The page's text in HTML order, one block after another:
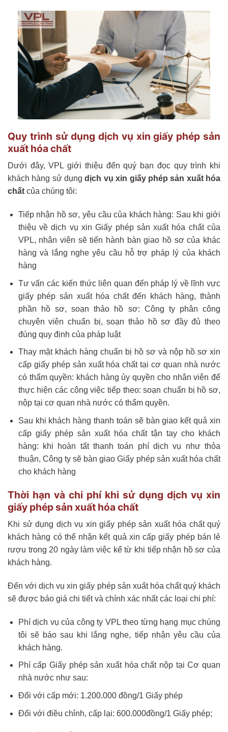
Quy trình sử dụng dịch vụ xin giấy phép sản
xuất hóa chất
Dưới đây, VPL giới thiệu đến quý bạn đọc quy trình khi
khách hàng sử dụngdịch vụ xin giấy phép sản xuất hóa
chất của chúng tôi:
Tiếp nhận hồ sơ, yêu cầu của khách hàng: Sau khi giới
thiệu về dịch vụ xin Giấy phép sản xuất hóa chất của
VPL, nhân viên sẽ tiến hành bàn giao hồ sơ của khác
hàng và lắng nghe yêu cầu hỗ trợ pháp lý của khách
hàng
Tư vấn các kiến thức liên quan đến pháp lý về lĩnh vực
giấy phép sản xuất hóa chất đến khách hàng, thành
phần hồ sơ, soạn thảo hồ sơ: Công ty phân công
chuyên viên chuẩn bị, soạn thảo hồ sơ đầy đủ theo
đúng quy định của pháp luật
Thay mặt khách hàng chuẩn bị hồ sơ và nộp hồ sơ xin
cấp giấy phép sản xuất hóa chất tại cơ quan nhà nước
có thẩm quyền: khách hàng ủy quyền cho nhân viên để
thực hiện các công việc tiếp theo: soạn chuẩn bị hồ sơ,
nộp tại cơ quan nhà nước có thẩm quyền.
Sau khi khách hàng thanh toán sẽ bàn giao kết quả xin
cấp giấy phép sản xuất hóa chất tận tay cho khách
hàng: khi hoàn tất thanh toán phí dịch vụ như thỏa
thuận, Công ty sẽ bàn giao Giấy phép sản xuất hóa chất
cho khách hàng
Thời hạn và chi phí khi sử dụng dịch vụ xin
giấy phép sản xuất hóa chất
Khi sử dụng dịch vụ xin giấy phép sản xuất hóa chất quý
khách hàng có thể nhận kết quả xin cấp giấy phép bán lẻ
rượu trong 20 ngày làm việc kể từ khi tiếp nhận hồ sơ của
khách hàng.
Đến với dịch vụ xin giấy phép sản xuất hóa chất quý khách
sẽ được báo giá chi tiết và chính xác nhất các loại chi phí:
Phí dịch vụ của công ty VPL theo từng hạng mục chúng
tôi sẽ báo sau khi lắng nghe, tiếp nhận yêu cầu của
khách hàng.
Phí cấp Giấy phép sản xuất hóa chất nộp tại Cơ quan
nhà nước như sau:
Đối với cấp mới: 1.200.000 đồng/1 Giấy phép
Đối với điều chỉnh, cấp lại: 600.000đồng/1 Giấy phép;